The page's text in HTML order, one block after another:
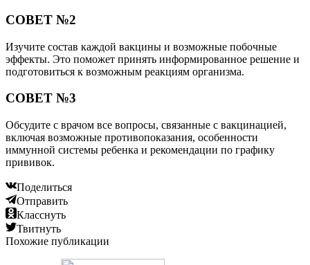
СОВЕТ №2
Изучите состав каждой вакцины и возможные побочные
эффекты. Это поможет принять информированное решение и
подготовиться к возможным реакциям организма.
СОВЕТ №3
Обсудите с врачом все вопросы, связанные с вакцинацией,
включая возможные противопоказания, особенности
иммунной системы ребенка и рекомендации по графику
прививок.
Поделиться
Отправить
Класснуть
Твитнуть
Похожие публикации